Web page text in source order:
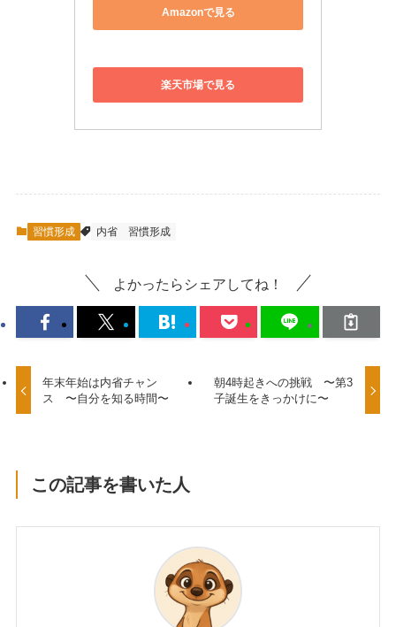
Amazonで見る
楽天市場で見る
習慣形成 内省 習慣形成
よかったらシェアしてね！
年末年始は内省チャン
ス 〜自分を知る時間〜
朝4時起きへの挑戦 〜第3
子誕生をきっかけに〜
この記事を書いた人